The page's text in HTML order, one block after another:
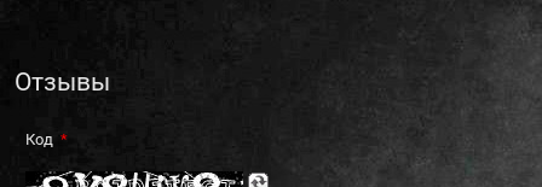
Отзывы
Код